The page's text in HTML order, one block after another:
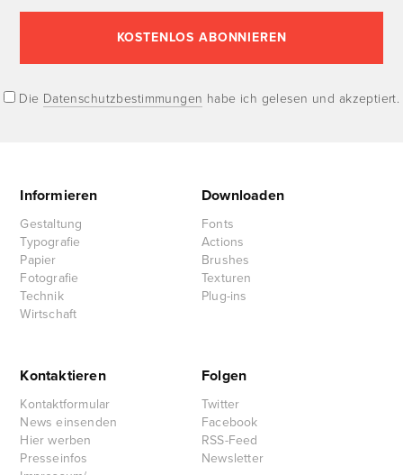
Die Datenschutzbestimmungen habe ich gelesen und akzeptiert.
Informieren
Gestaltung
Typografie
Papier
Fotografie
Technik
Wirtschaft
Downloaden
Fonts
Actions
Brushes
Texturen
Plug-ins
Kontaktieren
Kontaktformular
News einsenden
Hier werben
Presseinfos
Folgen
Twitter
Facebook
RSS-Feed
Newsletter